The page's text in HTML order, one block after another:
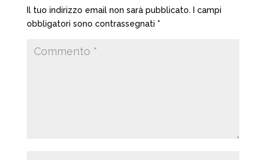
Il tuo indirizzo email non sarà pubblicato.
I campi
obbligatori sono contrassegnati *